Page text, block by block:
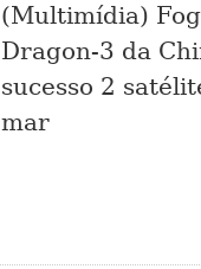
(Multimídia)
Dragon-3 da
sucesso 2
mar